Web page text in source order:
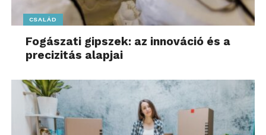
CSALÁD
Fogászati gipszek: az innováció és a
precizitás alapjai